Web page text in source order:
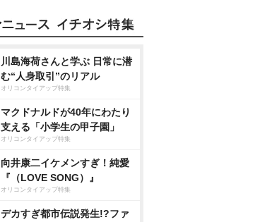
川島海荷さんと学ぶ 日常に潜
む“人身取引”のリアル
オリコンタイアップ特集
マクドナルドが40年にわたり
支える「小学生の甲子園」
オリコンタイアップ特集
向井康二イケメンすぎ！純愛
『（LOVE SONG）』
オリコンタイアップ特集
デカすぎ都市伝説発生!?ファ